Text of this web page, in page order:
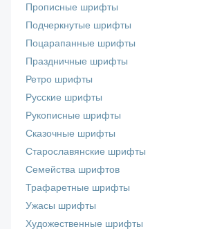
Прописные шрифты
Подчеркнутые шрифты
Поцарапанные шрифты
Праздничные шрифты
Ретро шрифты
Русские шрифты
Рукописные шрифты
Сказочные шрифты
Старославянские шрифты
Семейства шрифтов
Трафаретные шрифты
Ужасы шрифты
Художественные шрифты